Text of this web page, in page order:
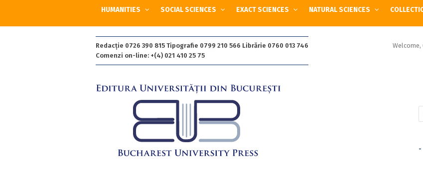
HUMANITIES SOCIAL SCIENCES EXACT SCIENCES NATURAL SCIENCES
Redacție 0726 390 815 Tipografie 0799 210 566 Librărie 0760 013 746
Comenzi on-line: +(4) 021 410 25 75
Welcome,
-